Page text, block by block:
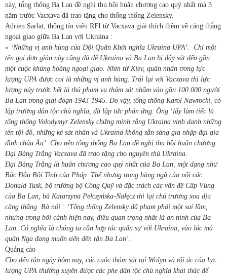
này, tổng thống Ba Lan đề nghị thu hồi huân chương cao quý nhất mà 3
năm trước Vacxava đã trao tặng cho thổng thống Zelensky.
Adrien Sarlat, thông tín viên RFI từ Vacxava giải thích thêm về căng thẳng
ngoại giao giữa Ba Lan với Ukraina :
« ‘Những vị anh hùng của Đội Quân Khởi nghĩa Ukraina UPA’. Chỉ một
tên gọi đơn giản này cũng đủ để Ukraina và Ba Lan bị đẩy sát đến gần
một cuộc khủng hoảng ngoại giao. Nhìn từ Kiev, quân nhân trong lực
lượng UPA được coi là những vị anh hùng. Trái lại với Vacxava thì lực
lượng này trước hết là thủ phạm vụ thảm sát nhắm vào gần 100.000 người
Ba Lan trong giai đoạn 1943-1945. Do vậy, tổng thống Karol Nawrocki, có
lập trường dân tộc chủ nghĩa đã lập tức phản ứng. Ông ‘lấy làm tiếc là
tổng thống Volodymyr Zelensky chứng minh rằng Ukraina vinh danh những
tên tội đồ, những kẻ sát nhân và Ukraina không sẵn sàng gia nhập đại gia
đình châu Âu’. Cho nên tổng thống Ba Lan đề nghị thu hồi huân chương
Đại Bàng Trắng Vacxava đã trao tặng cho nguyên thủ Ukraina.
Đại Bàng Trắng là huân chương cao quý nhất của Ba Lan, một dạng như
Bắc Đẩu Bội Tinh của Pháp. Thế nhưng trong hàng ngũ của nội các
Donald Tusk, bộ trưởng bộ Công Quỹ và đặc trách các vấn đề Cấp Vùng
của Ba Lan, bà Katarzyna Pełczyńska-Nałęcz thì lại chủ trương xoa dịu
căng thẳng. Bà nói : ‘Tổng thống Zelensky đã phạm phải một sai lầm,
nhưng trong bối cảnh hiện nay, điều quan trọng nhất là an ninh của Ba
Lan. Có nghĩa là chúng ta cần hợp tác quân sự với Ukraina, vào lúc mà
quân Nga đang muốn tiến đến tận Ba Lan’.
Quảng cáo
Cho đến tận ngày hôm nay, các cuộc thảm sát tại Wolyn và tội ác của lực
lượng UPA thường xuyên được các phe dân tộc chủ nghĩa khai thác để